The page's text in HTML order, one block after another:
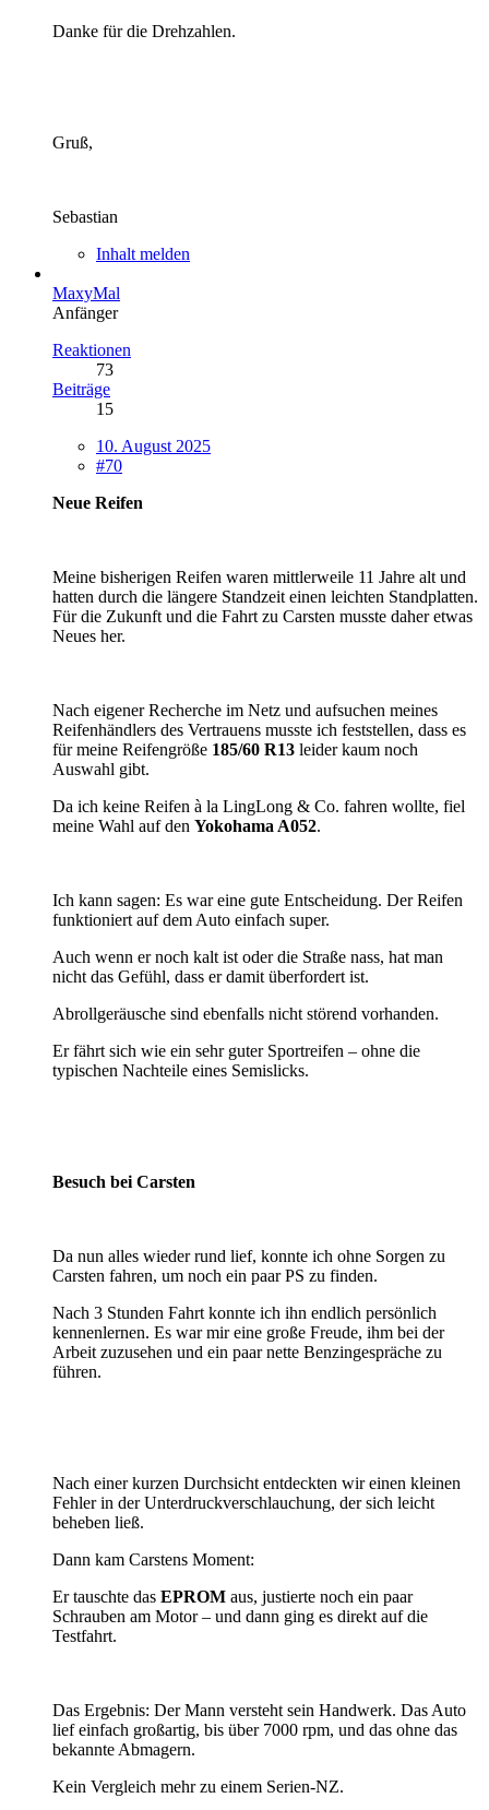
Danke für die Drehzahlen.
Gruß,
Sebastian
Inhalt melden
MaxyMal
Anfänger
Reaktionen
73
Beiträge
15
10. August 2025
#70
Neue Reifen
Meine bisherigen Reifen waren mittlerweile 11 Jahre alt und
hatten durch die längere Standzeit einen leichten Standplatten.
Für die Zukunft und die Fahrt zu Carsten musste daher etwas
Neues her.
Nach eigener Recherche im Netz und aufsuchen meines
Reifenhändlers des Vertrauens musste ich feststellen, dass es
für meine Reifengröße 185/60 R13 leider kaum noch
Auswahl gibt.
Da ich keine Reifen à la LingLong & Co. fahren wollte, fiel
meine Wahl auf den Yokohama A052.
Ich kann sagen: Es war eine gute Entscheidung. Der Reifen
funktioniert auf dem Auto einfach super.
Auch wenn er noch kalt ist oder die Straße nass, hat man
nicht das Gefühl, dass er damit überfordert ist.
Abrollgeräusche sind ebenfalls nicht störend vorhanden.
Er fährt sich wie ein sehr guter Sportreifen – ohne die
typischen Nachteile eines Semislicks.
Besuch bei Carsten
Da nun alles wieder rund lief, konnte ich ohne Sorgen zu
Carsten fahren, um noch ein paar PS zu finden.
Nach 3 Stunden Fahrt konnte ich ihn endlich persönlich
kennenlernen. Es war mir eine große Freude, ihm bei der
Arbeit zuzusehen und ein paar nette Benzingespräche zu
führen.
Nach einer kurzen Durchsicht entdeckten wir einen kleinen
Fehler in der Unterdruckverschlauchung, der sich leicht
beheben ließ.
Dann kam Carstens Moment:
Er tauschte das EPROM aus, justierte noch ein paar
Schrauben am Motor – und dann ging es direkt auf die
Testfahrt.
Das Ergebnis: Der Mann versteht sein Handwerk. Das Auto
lief einfach großartig, bis über 7000 rpm, und das ohne das
bekannte Abmagern.
Kein Vergleich mehr zu einem Serien-NZ.